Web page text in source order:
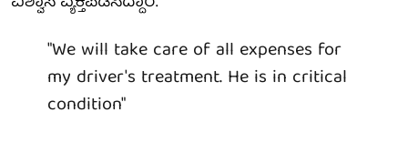
"We will take care of all expenses for
my driver's treatment. He is in critical
condition"